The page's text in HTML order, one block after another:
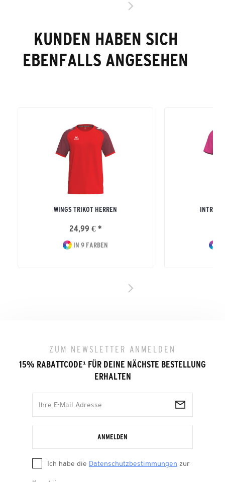
KUNDEN HABEN SICH
EBENFALLS ANGESEHEN
WINGS TRIKOT HERREN
24,99 € *
IN 9 FARBEN
INTRO
ZUM NEWSLETTER ANMELDEN
15% RABATTCODE¹ FÜR DEINE NÄCHSTE BESTELLUNG
ERHALTEN
ANMELDEN
Ich habe die Datenschutzbestimmungen zur